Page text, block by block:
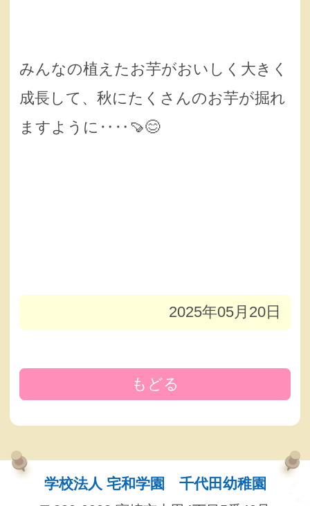
みんなの植えたお芋がおいしく大きく
成長して、秋にたくさんのお芋が掘れ
ますように‥‥🍠😊
2025年05月20日
もどる
学校法人 宅和学園 千代田幼稚園